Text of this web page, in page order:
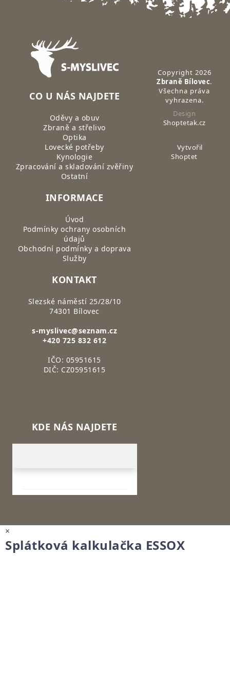
Zápatí
CO U NÁS NAJDETE
Oděvy a obuv
Zbraně a střelivo
Optika
Lovecké potřeby
Kynologie
Zpracování a skladování zvěřiny
Ostatní
INFORMACE
Úvod
Podmínky ochrany osobních
údajů
Obchodní podmínky a doprava
Služby
KONTAKT
Slezské náměstí 25/28/10
74301 Bílovec
s-myslivec@seznam.cz
+420 725 832 612
IČO: 05951615
DIČ: CZ05951615
KDE NÁS NAJDETE
Copyright 2026
Zbraně Bílovec.
Všechna práva
vyhrazena.
Design
Shoptetak.cz
Vytvořil
Shoptet
×
Splátková kalkulačka ESSOX